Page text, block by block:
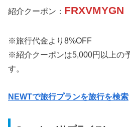
紹介クーポン： FRXVMYGN
※旅行代金より8%OFF
※紹介クーポンは5,000円以上の
す。
NEWTで旅行プランを旅行を検索